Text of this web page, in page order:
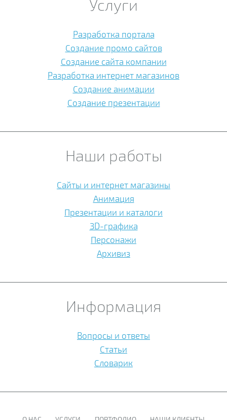
Услуги
Разработка портала
Создание промо сайтов
Создание сайта компании
Разработка интернет магазинов
Создание анимации
Создание презентации
Наши работы
Сайты и интернет магазины
Анимация
Презентации и каталоги
3D-графика
Персонажи
Архивиз
Информация
Вопросы и ответы
Статьи
Словарик